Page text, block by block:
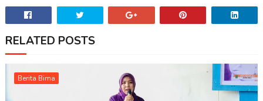
RELATED POSTS
Berita Bima